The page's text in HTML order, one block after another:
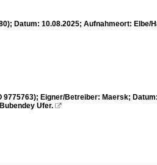
Datum: 10.08.2025; Aufnahmeort: Elbe/
Eigner/Betreiber: Maersk;
Ufer. 